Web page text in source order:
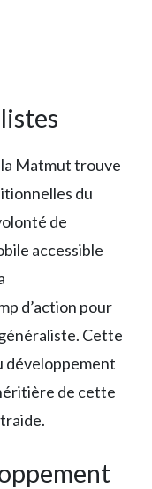
Matmut trouve
du
de
accessible
d’action pour
Cette
développement
de cette